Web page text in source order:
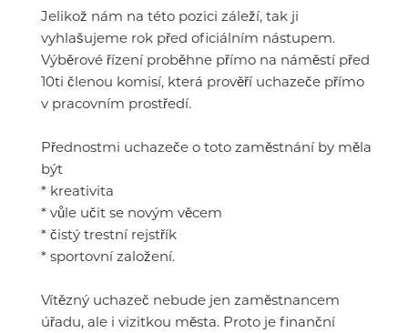
Jelikož nám na této pozici záleží, tak ji
vyhlašujeme rok před oficiálním nástupem.
Výběrové řízení proběhne přímo na náměstí před
10ti členou komisí, která prověří uchazeče přímo
v pracovním prostředí.
Přednostmi uchazeče o toto zaměstnání by měla
být
* kreativita
* vůle učit se novým věcem
* čistý trestní rejstřík
* sportovní založení.
Vítězný uchazeč nebude jen zaměstnancem
úřadu, ale i vizitkou města. Proto je finanční